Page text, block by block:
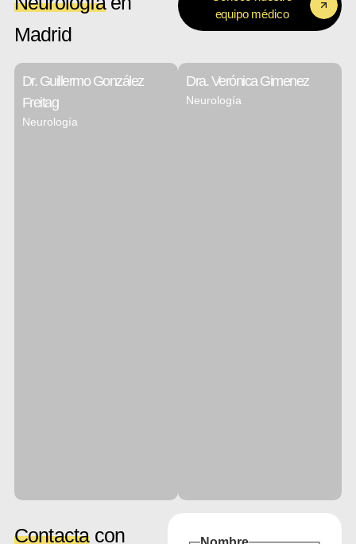
Madrid
equipo médico
Dr. Guillermo González
Freitag
Neurología
Dra. Verónica Gimenez
Neurología
Contactacon